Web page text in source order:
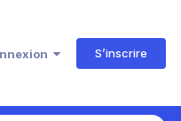
S’inscrire